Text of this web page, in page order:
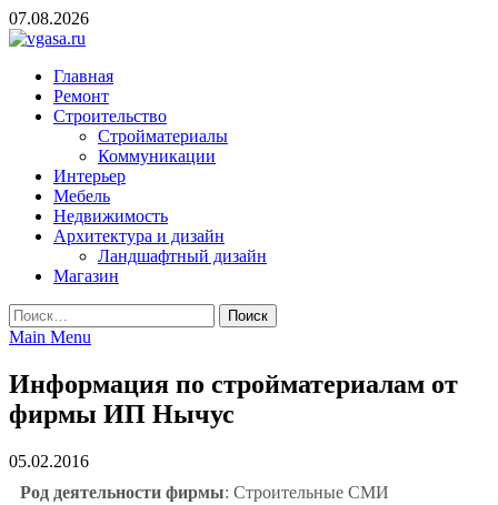
Skip
to
07.08.2026
vgasa.ru
Строительный журнал. Всё о строительстве и ремонтах
Главная
Ремонт
Строительство
Стройматериалы
Коммуникации
Интерьер
Мебель
Недвижимость
Архитектура и дизайн
Ландшафтный дизайн
Магазин
Найти:
Main Menu
Информация по стройматериалам от
фирмы ИП Нычус
05.02.2016
Род деятельности фирмы: Строительные СМИ